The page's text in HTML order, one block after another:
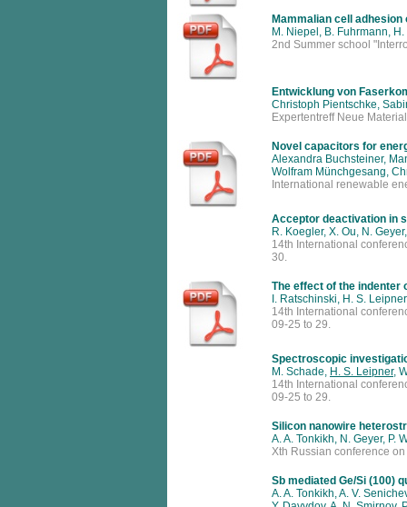
Mammalian cell
M. Niepel, B. Fuhrmann,
2nd Summer school
Entwicklung von
Christoph Pientschke,
Expertentreff Neue
Novel capacitors for
Alexandra Buchsteiner,
Wolfram Münchgesang,
International renewable
Acceptor deactivation in
R. Koegler, X. Ou, N.
14th International
30.
The effect of the indenter
I. Ratschinski, H. S.
14th International
09-25 to 29.
Spectroscopic
M. Schade, H. S. Leipner,
14th International
09-25 to 29.
Silicon nanowire
A. A. Tonkikh, N. Geyer, P.
Xth Russian conference
Sb mediated Ge/Si (100)
A. A. Tonkikh, A. V.